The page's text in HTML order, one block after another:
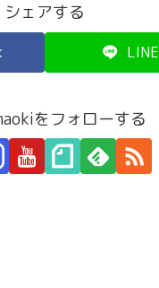
シェアする
LINE
をフォローする